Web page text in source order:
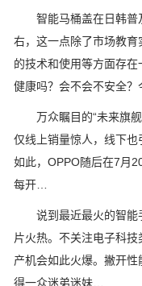
智能马桶盖在日韩普
右，这一点除了市场教
的技术和使用等方面存
健康吗？会不会不安全？
万众瞩目的“未来旗舰
仅线上销量惊人，线下
如此，OPPO随后在7月
每开…
说到最近最火的智能
片火热。不关注电子科
产机会如此火爆。撇开
得一众迷弟迷妹…